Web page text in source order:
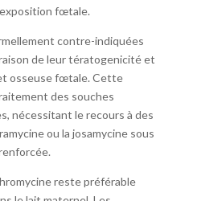
fœtale.
contre-indiquées
de leur tératogenicité et
osseuse fœtale. Cette
des souches
nécessitant le recours à des
ou la josamycine sous
reste préférable